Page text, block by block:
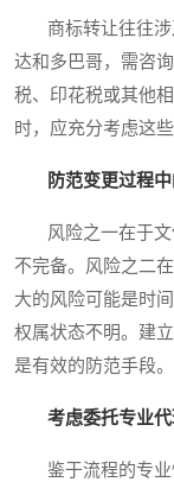
商标转让往往涉
达和多巴哥，需咨
税、印花税或其他
时，应充分考虑这
防范变更过程
风险之一在于文
不完备。风险之二
大的风险可能是时
权属状态不明。建
是有效的防范手段。
考虑委托专业
鉴于流程的专业